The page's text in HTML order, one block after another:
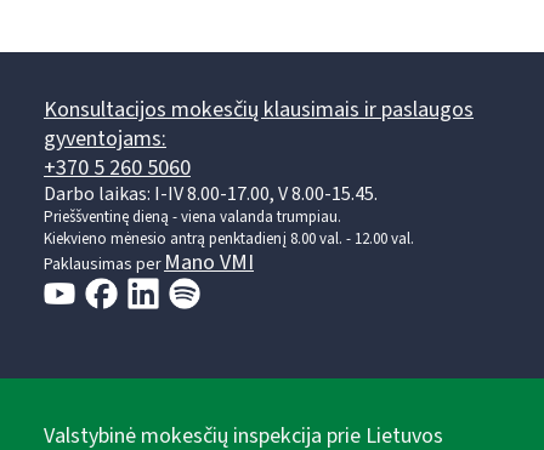
Konsultacijos mokesčių klausimais ir paslaugos
gyventojams:
+370 5 260 5060
Darbo laikas: I-IV 8.00-17.00, V 8.00-15.45.
Prieššventinę dieną - viena valanda trumpiau.
Kiekvieno mėnesio antrą penktadienį 8.00 val. - 12.00 val.
Paklausimas per Mano VMI
Valstybinė mokesčių inspekcija prie Lietuvos